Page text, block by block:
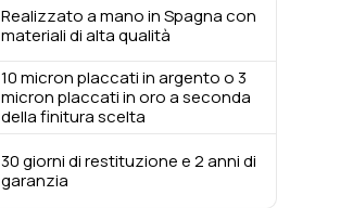
Realizzato a mano in Spagna con
materiali di alta qualità
10 micron placcati in argento o 3
micron placcati in oro a seconda
della finitura scelta
30 giorni di restituzione e 2 anni di
garanzia